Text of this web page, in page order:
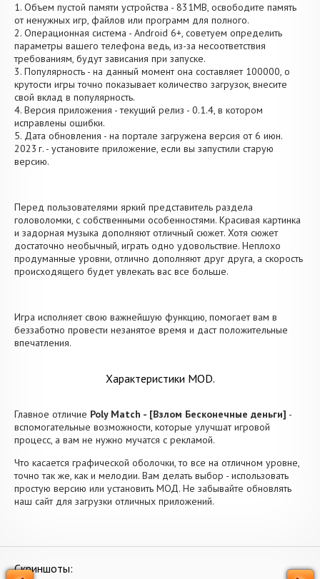
1. Объем пустой памяти устройства - 831MB, освободите память
от ненужных игр, файлов или программ для полного.
2. Операционная система - Android 6+, советуем определить
параметры вашего телефона ведь, из-за несоответствия
требованиям, будут зависания при запуске.
3. Популярность - на данный момент она составляет 100000, о
крутости игры точно показывает количество загрузок, внесите
свой вклад в популярность.
4. Версия приложения - текущий релиз - 0.1.4, в котором
исправлены ошибки.
5. Дата обновления - на портале загружена версия от 6 июн.
2023 г. - установите приложение, если вы запустили старую
версию.
Перед пользователями яркий представитель раздела
головоломки, с собственными особенностями. Красивая картинка
и задорная музыка дополняют отличный сюжет. Хотя сюжет
достаточно необычный, играть одно удовольствие. Неплохо
продуманные уровни, отлично дополняют друг друга, а скорость
происходящего будет увлекать вас все больше.
Игра исполняет свою важнейшую функцию, помогает вам в
беззаботно провести незанятое время и даст положительные
впечатления.
Характеристики MOD.
Главное отличие Poly Match - [Взлом Бесконечные деньги] -
вспомогательные возможности, которые улучшат игровой
процесс, а вам не нужно мучатся с рекламой.
Что касается графической оболочки, то все на отличном уровне,
точно так же, как и мелодии. Вам делать выбор - использовать
простую версию или установить МОД. Не забывайте обновлять
наш сайт для загрузки отличных приложений.
Скриншоты: